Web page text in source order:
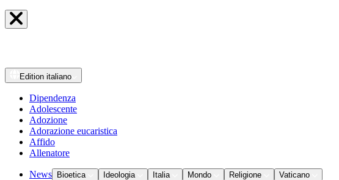
Edition italiano
Dipendenza
Adolescente
Adozione
Adorazione eucaristica
Affido
Allenatore
News Bioetica Ideologia Italia Mondo Religione Vaticano